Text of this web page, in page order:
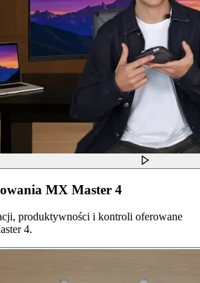
MX Master 4
produktywności i kontroli oferowane
4.